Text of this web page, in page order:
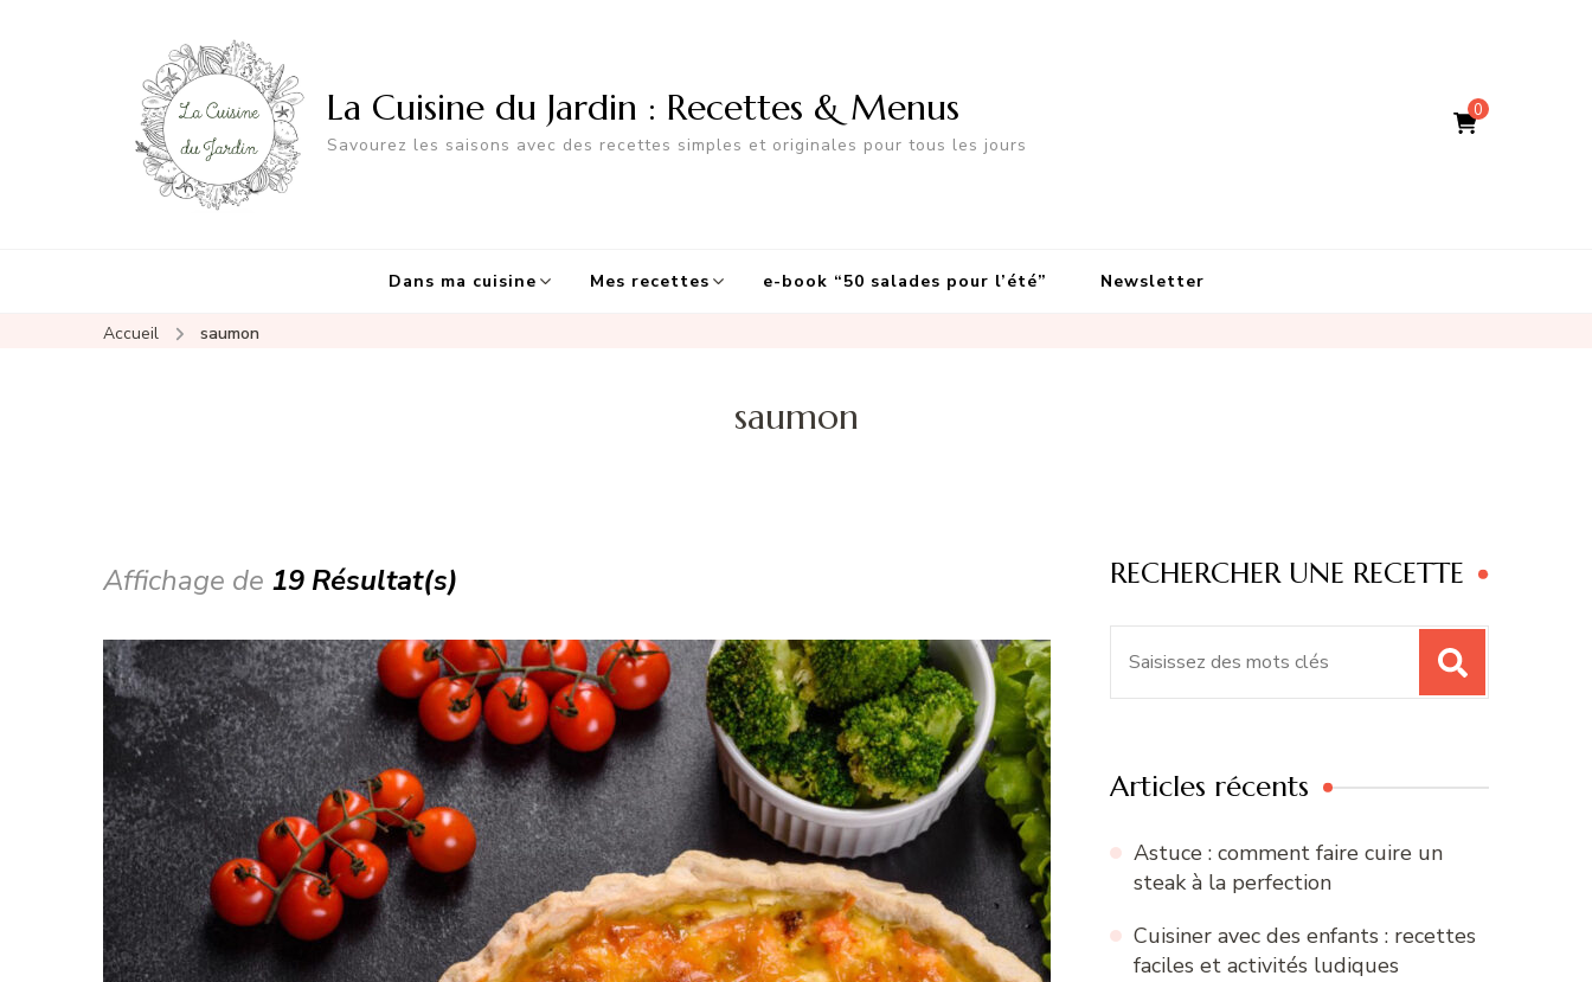
0
La Cuisine du Jardin : Recettes & Menus
Savourez les saisons avec des recettes simples et originales pour tous les jours
Dans ma cuisine Mes recettes e-book “50 salades pour l’été” Newsletter
Accueil saumon
saumon
Affichage de 19 Résultat(s) RECHERCHER UNE RECETTE
Articles récents
Astuce : comment faire cuire un
steak à la perfection
Cuisiner avec des enfants : recettes
faciles et activités ludiques